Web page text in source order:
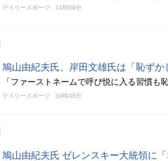
デイリースポーツ 11時58分
鳩山由紀夫氏、岸田文雄氏は「恥ず
「ファーストネームで呼び悦に入る習慣も
デイリースポーツ 19時38分
鳩山由紀夫氏 ゼレンスキー大統領に